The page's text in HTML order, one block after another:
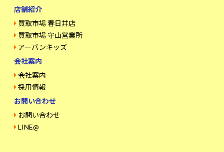
店舗紹介
買取市場 春日井店
買取市場 守山営業所
アーバンキッズ
会社案内
会社案内
採用情報
お問い合わせ
お問い合わせ
LINE@